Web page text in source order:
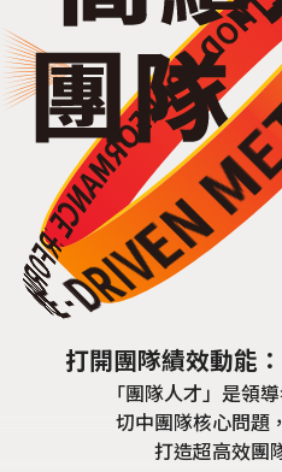
打開團隊績效動能
「團隊人才」是領
切中團隊核心問題
打造超高效團